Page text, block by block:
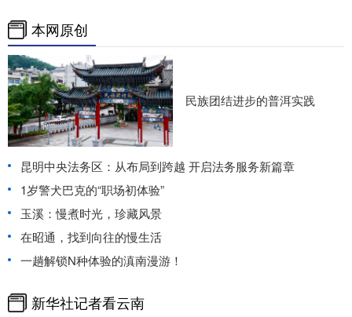
本网原创
民族团结进步的普洱实践
昆明中央法务区：从布局到跨越 开启法务服务新篇章
1岁警犬巴克的“职场初体验”
玉溪：慢煮时光，珍藏风景
在昭通，找到向往的慢生活
一趟解锁N种体验的滇南漫游！
新华社记者看云南